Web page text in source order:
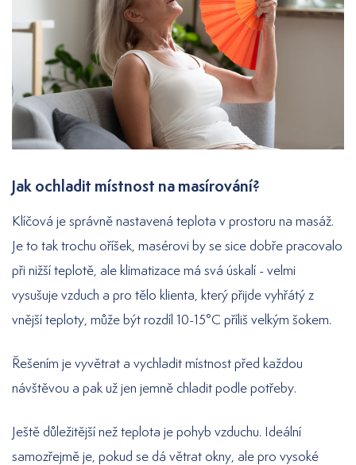
Jak ochladit místnost na masírování?
Klíčová je správně nastavená teplota v prostoru na masáž.
Je to tak trochu oříšek, masérovi by se sice dobře pracovalo
při nižší teplotě, ale klimatizace má svá úskalí - velmi
vysušuje vzduch a pro tělo klienta, který přijde vyhřátý z
vnější teploty, může být rozdíl 10-15°C příliš velkým šokem.
Řešením je vyvětrat a vychladit místnost před každou
návštěvou a pak už jen jemně chladit podle potřeby.
Ještě důležitější než teplota je pohyb vzduchu. Ideální
samozřejmě je, pokud se dá větrat okny, ale pro vysoké